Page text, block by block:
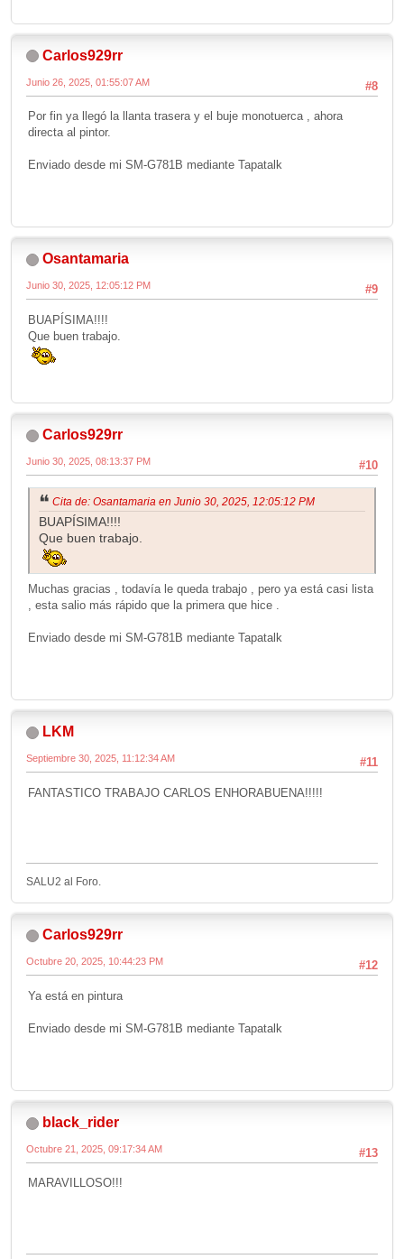
Carlos929rr
#8
Junio 26, 2025, 01:55:07 AM
Por fin ya llegó la llanta trasera y el buje monotuerca , ahora
directa al pintor.
Enviado desde mi SM-G781B mediante Tapatalk
Osantamaria
#9
Junio 30, 2025, 12:05:12 PM
BUAPÍSIMA!!!!
Que buen trabajo.
Carlos929rr
#10
Junio 30, 2025, 08:13:37 PM
Cita de: Osantamaria en Junio 30, 2025, 12:05:12 PM
BUAPÍSIMA!!!!
Que buen trabajo.
Muchas gracias , todavía le queda trabajo , pero ya está casi lista
, esta salio más rápido que la primera que hice .
Enviado desde mi SM-G781B mediante Tapatalk
LKM
#11
Septiembre 30, 2025, 11:12:34 AM
FANTASTICO TRABAJO CARLOS ENHORABUENA!!!!!
SALU2 al Foro.
Carlos929rr
#12
Octubre 20, 2025, 10:44:23 PM
Ya está en pintura
Enviado desde mi SM-G781B mediante Tapatalk
black_rider
#13
Octubre 21, 2025, 09:17:34 AM
MARAVILLOSO!!!